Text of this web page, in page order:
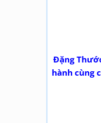
Đặng
hành cùng